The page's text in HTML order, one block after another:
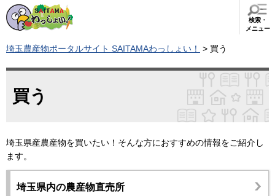
検索・
メニュー
埼玉農産物ポータルサイト SAITAMAわっしょい！ > 買う
買う
埼玉県産農産物を買いたい！そんな方におすすめの情報をご紹介し
ます。
埼玉県内の農産物直売所